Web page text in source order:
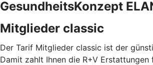
GesundheitsKonzept
Mitglieder classic
Der Tarif Mitglieder classic ist der
Damit zahlt Ihnen die R+V Erstattungen